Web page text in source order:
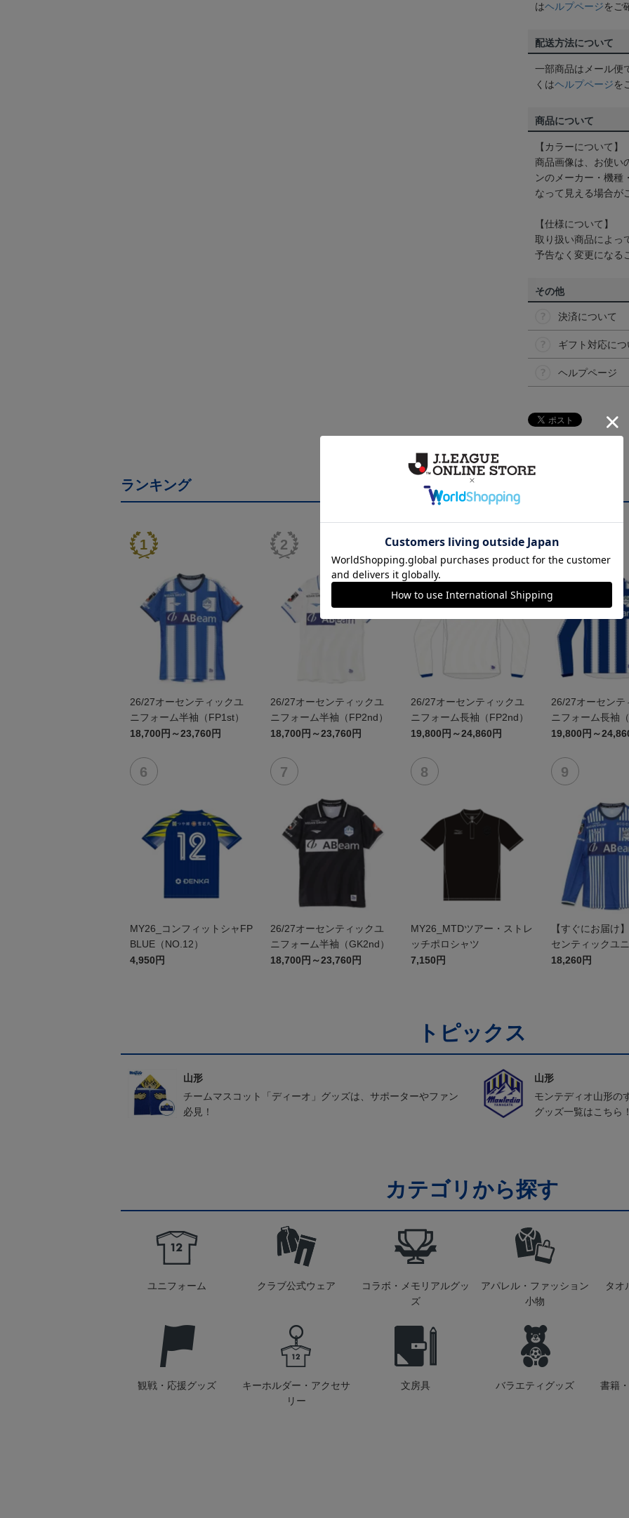
はヘルプページをご
配送方法について
一部商品はメール便
くはヘルプページを
商品について
【カラーについて】
商品画像は、お使い
ンのメーカー・機種
なって見える場合が
【仕様について】
取り扱い商品によっ
予告なく変更になる
その他
決済について
ギフト対応に
ヘルプページ
ランキング
26/27オーセンティックユ
ニフォーム半袖（FP1st）
18,700円～23,760円
26/27オーセンティックユ
ニフォーム半袖（FP2nd）
18,700円～23,760円
26/27オーセンティックユ
ニフォーム長袖（FP2nd）
19,800円～24,860円
26/27オーセンテ
ニフォーム長袖
19,800円～
MY26_コンフィットシャFP
BLUE（NO.12）
4,950円
26/27オーセンティックユ
ニフォーム半袖（GK2nd）
18,700円～23,760円
MY26_MTDツアー・ストレ
ッチポロシャツ
7,150円
【すぐにお届け
センティックユ
FP1st（長袖）
18,260円
トピックス
山形
チームマスコット「ディーオ」グッズは、サポーターやファン
必見！
山形
モンテディオ山形の
グッズ一覧はこちら
カテゴリから探す
ユニフォーム クラブ公式ウェア
コラボ・メモリアルグッ
ズ
アパレル・ファッション
小物
タオ
観戦・応援グッズ
キーホルダー・アクセサ
リー
文房具 バラエティグッズ 書籍